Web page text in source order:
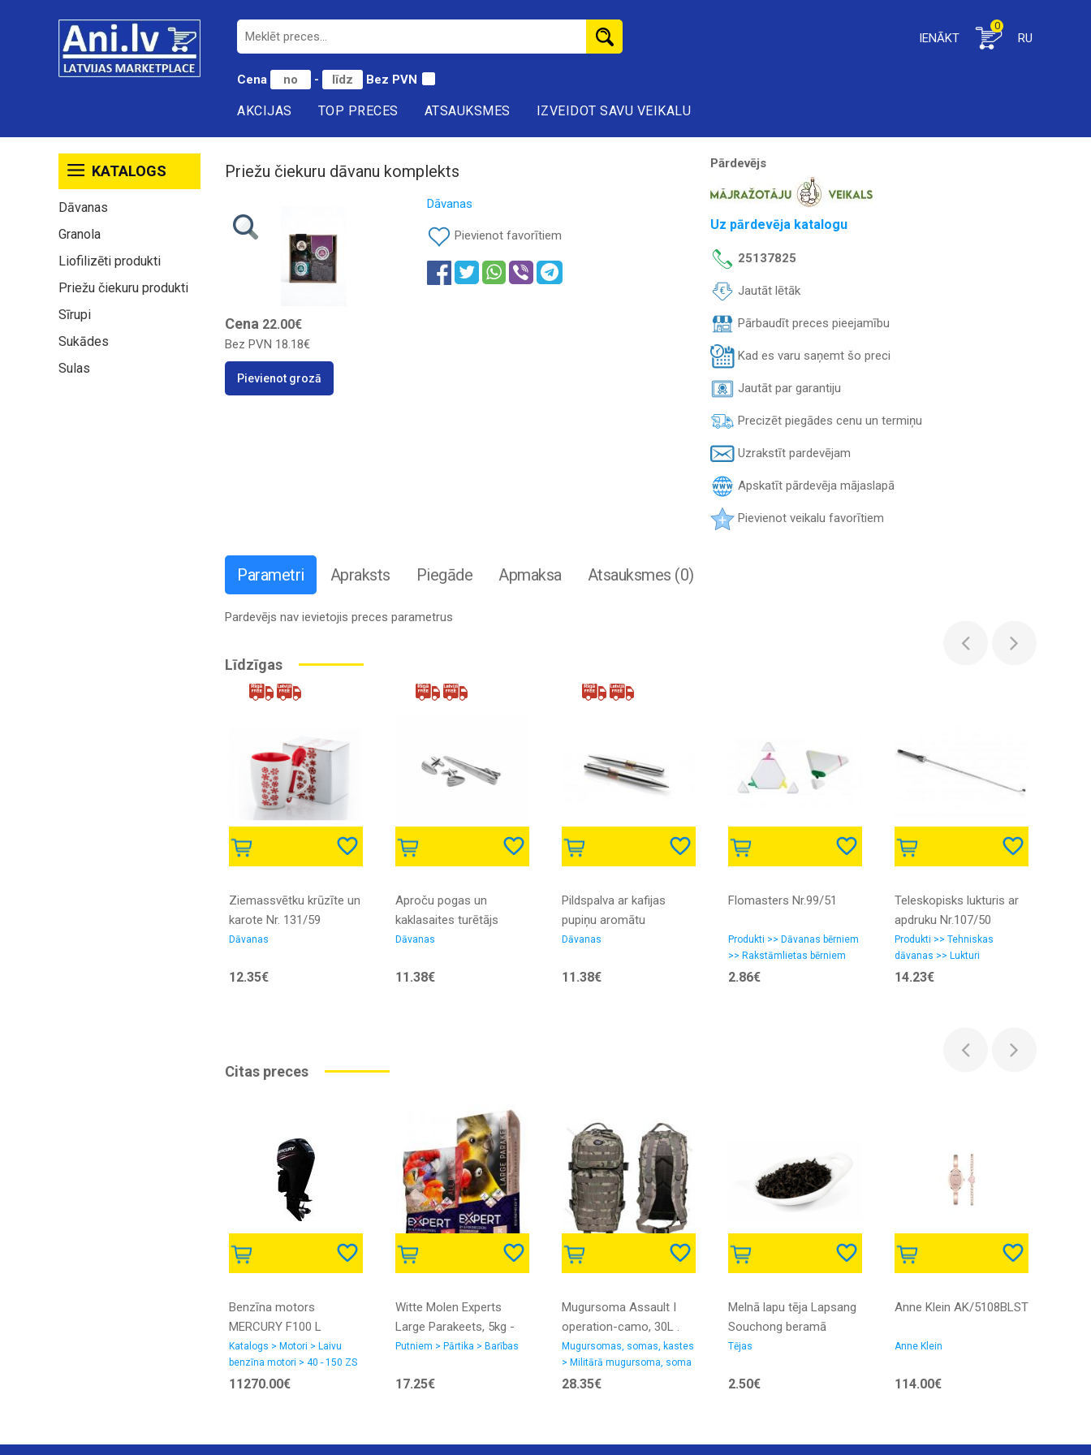
Cena - Bez PVN
IENĀKT
0
RU
AKCIJAS TOP PRECES ATSAUKSMES IZVEIDOT SAVU VEIKALU
KATALOGS
Dāvanas
Granola
Liofilizēti produkti
Priežu čiekuru produkti
Sīrupi
Sukādes
Sulas
Priežu čiekuru dāvanu komplekts
Dāvanas
Pievienot favorītiem
Cena 22.00€
Bez PVN 18.18€
Pievienot grozā
Pārdevējs
Uz pārdevēja katalogu
25137825
Jautāt lētāk
Pārbaudīt preces pieejamību
Kad es varu saņemt šo preci
Jautāt par garantiju
Precizēt piegādes cenu un termiņu
Uzrakstīt pardevējam
Apskatīt pārdevēja mājaslapā
Pievienot veikalu favorītiem
Parametri Apraksts Piegāde Apmaksa Atsauksmes (0)
Pardevējs nav ievietojis preces parametrus
Līdzīgas
Ziemassvētku krūzīte un
karote Nr. 131/59
Dāvanas
12.35€
Aproču pogas un
kaklasaites turētājs
Nr.109/284
Dāvanas
11.38€
Pildspalva ar kafijas
pupiņu aromātu
Nr.105/62
Dāvanas
11.38€
Flomasters Nr.99/51
Produkti >> Dāvanas bērniem
>> Rakstāmlietas bērniem
2.86€
Teleskopisks lukturis ar
apdruku Nr.107/50
Produkti >> Tehniskas
dāvanas >> Lukturi
14.23€
Citas preces
Benzīna motors
MERCURY F100 L
Katalogs > Motori > Laivu
benzīna motori > 40 - 150 ZS
11270.00€
Witte Molen Experts
Large Parakeets, 5kg -
barība vidējiem
Putniem > Pārtika > Barības
17.25€
Mugursoma Assault I
operation-camo, 30L .
Mugursomas, somas, kastes
> Militārā mugursoma, soma
28.35€
Melnā lapu tēja Lapsang
Souchong beramā
Tējas
2.50€
Anne Klein AK/5108BLST
Anne Klein
114.00€